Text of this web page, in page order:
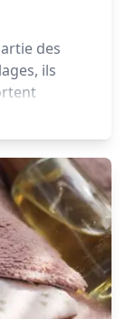
des
ils
tiges en
sont alors
tiges